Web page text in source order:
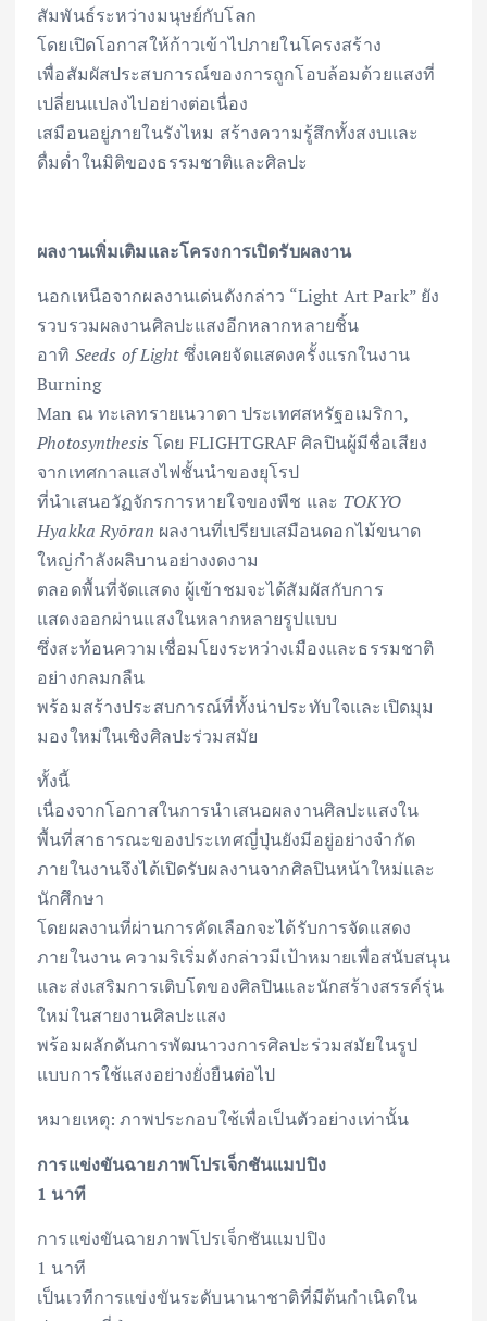
สัมพันธ์ระหว่างมนุษย์กับโลก
โดยเปิดโอกาสให้ก้าวเข้าไปภายในโครงสร้าง
เพื่อสัมผัสประสบการณ์ของการถูกโอบล้อมด้วยแสงที่
เปลี่ยนแปลงไปอย่างต่อเนื่อง
เสมือนอยู่ภายในรังไหม สร้างความรู้สึกทั้งสงบและ
ดื่มด่ำในมิติของธรรมชาติและศิลปะ
ผลงานเพิ่มเติมและโครงการเปิดรับผลงาน
นอกเหนือจากผลงานเด่นดังกล่าว “Light Art Park” ยัง
รวบรวมผลงานศิลปะแสงอีกหลากหลายชิ้น
อาทิ Seeds of Lightซึ่งเคยจัดแสดงครั้งแรกในงาน
Burning
Man ณ ทะเลทรายเนวาดา ประเทศสหรัฐอเมริกา,
Photosynthesis โดย FLIGHTGRAF ศิลปินผู้มีชื่อเสียง
จากเทศกาลแสงไฟชั้นนำของยุโรป
ที่นำเสนอวัฏจักรการหายใจของพืช และ TOKYO
Hyakka Ryōran ผลงานที่เปรียบเสมือนดอกไม้ขนาด
ใหญ่กำลังผลิบานอย่างงดงาม
ตลอดพื้นที่จัดแสดง ผู้เข้าชมจะได้สัมผัสกับการ
แสดงออกผ่านแสงในหลากหลายรูปแบบ
ซึ่งสะท้อนความเชื่อมโยงระหว่างเมืองและธรรมชาติ
อย่างกลมกลืน
พร้อมสร้างประสบการณ์ที่ทั้งน่าประทับใจและเปิดมุม
มองใหม่ในเชิงศิลปะร่วมสมัย
ทั้งนี้
เนื่องจากโอกาสในการนำเสนอผลงานศิลปะแสงใน
พื้นที่สาธารณะของประเทศญี่ปุ่นยังมีอยู่อย่างจำกัด
ภายในงานจึงได้เปิดรับผลงานจากศิลปินหน้าใหม่และ
นักศึกษา
โดยผลงานที่ผ่านการคัดเลือกจะได้รับการจัดแสดง
ภายในงาน ความริเริ่มดังกล่าวมีเป้าหมายเพื่อสนับสนุน
และส่งเสริมการเติบโตของศิลปินและนักสร้างสรรค์รุ่น
ใหม่ในสายงานศิลปะแสง
พร้อมผลักดันการพัฒนาวงการศิลปะร่วมสมัยในรูป
แบบการใช้แสงอย่างยั่งยืนต่อไป
หมายเหตุ: ภาพประกอบใช้เพื่อเป็นตัวอย่างเท่านั้น
การแข่งขันฉายภาพโปรเจ็กชันแมปปิง
1 นาที
การแข่งขันฉายภาพโปรเจ็กชันแมปปิง
1 นาที
เป็นเวทีการแข่งขันระดับนานาชาติที่มีต้นกำเนิดใน